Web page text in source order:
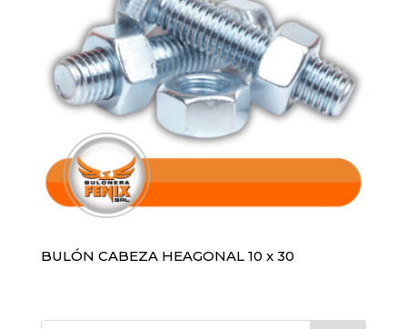
BULÓN CABEZA HEAGONAL 10 x 30